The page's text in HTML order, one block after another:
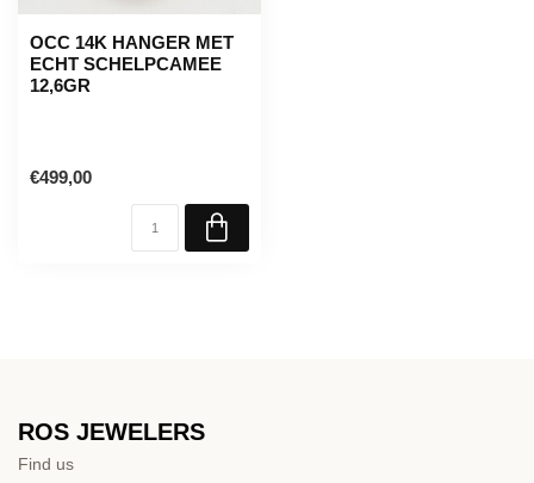
OCC 14K HANGER MET
ECHT SCHELPCAMEE
12,6GR
€499,00
ROS JEWELERS
Find us